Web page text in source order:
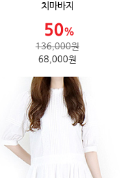
치마바지
136,000원
68,000원